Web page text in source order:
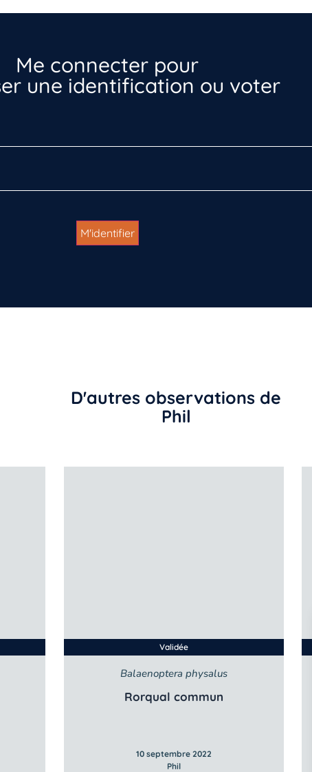
Me connecter pour
une identification ou voter
D'autres observations de
Phil
Validée
Balaenoptera physalus
Rorqual commun
10 septembre 2022
Phil